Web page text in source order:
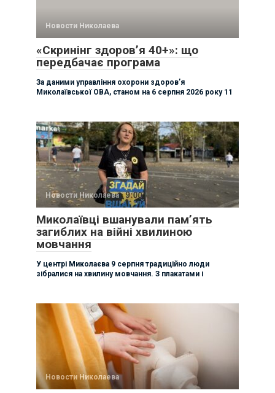
Новости Николаева
«Скринінг здоров’я 40+»: що
передбачає програма
За даними управління охорони здоровʼя
Миколаївської ОВА, станом на 6 серпня 2026 року 11
Новости Николаева
Миколаївці вшанували памʼять
загиблих на війні хвилиною
мовчання
У центрі Миколаєва 9 серпня традиційно люди
зібралися на хвилину мовчання. З плакатами і
Новости Николаева